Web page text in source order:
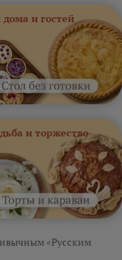
дома и гостей
и торжество
«Русским